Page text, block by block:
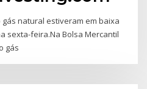
natural estiveram em baixa
sexta-feira.Na Bolsa Mercantil
gás